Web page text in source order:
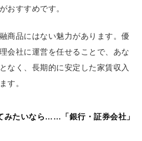
おすすめです。
商品にはない魅力があります。優
会社に運営を任せることで、あな
なく、長期的に安定した家賃収入
す。
みたいなら……「銀行・証券会社」